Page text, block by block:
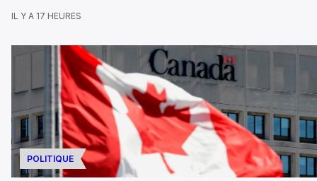
IL Y A 17 HEURES
POLITIQUE